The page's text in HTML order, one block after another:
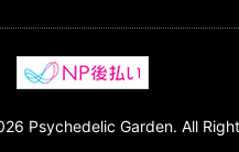
Psychedelic Garden. All